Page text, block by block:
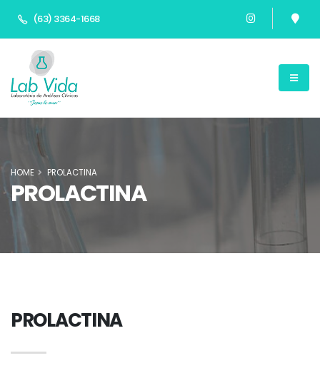
(63) 3364-1668
PROLACTINA
HOME PROLACTINA
PROLACTINA